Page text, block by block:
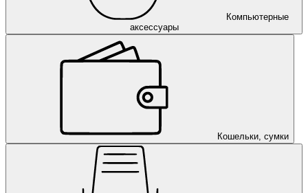
Компьютерные
аксессуары
Кошельки, сумки